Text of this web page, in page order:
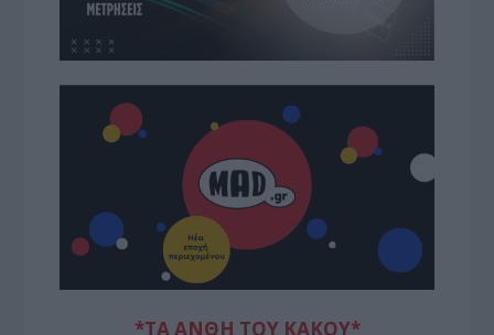
*ΤΑ ΆΝΘΗ ΤΟΥ ΚΑΚΟΎ*